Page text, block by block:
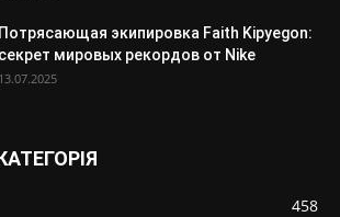
Потрясающая экипировка Faith Kipyegon:
секрет мировых рекордов от Nike
13.07.2025
458